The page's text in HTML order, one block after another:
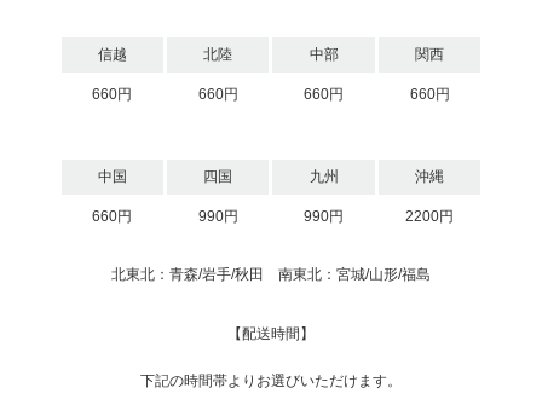
信越 北陸 中部 関西
660円 660円 660円 660円
中国 四国 九州 沖縄
660円 990円 990円 2200円
北東北：青森/岩手/秋田 南東北：宮城/山形/福島
【配送時間】
下記の時間帯よりお選びいただけます。